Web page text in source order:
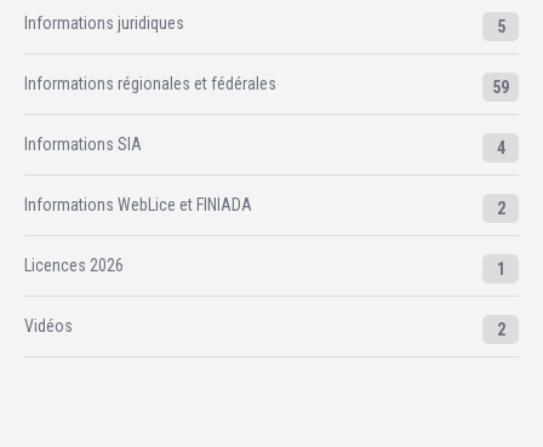
Informations juridiques 5
Informations régionales et fédérales 59
Informations SIA 4
Informations WebLice et FINIADA 2
Licences 2026 1
Vidéos 2